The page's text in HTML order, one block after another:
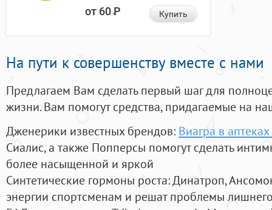
от 60Р Купить
На пути к совершенству вместе с нами
Предлагаем Вам сделать первый шаг для
жизни. Вам помогут средства, придагаемые на
Дженерики известных брендов: Виагра в
Сиалис, а также Попперсы помогут сделать
более насыщенной и яркой
Синтетические гормоны роста: Динатроп,
энергии спортсменам и решат проблемы